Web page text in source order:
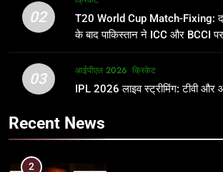
उम्र, परिवार, करियर
जानकारी
क्रिकेट
2
T20 World Cup
3
02
T20 World Cup Match-Fixing:
के बाद पाकिस्तान ने ICC और BCCI
03 आईपीएल 2026 क्रिकेट
IPL 2026 लाइव स्ट्रीमिंग: टीवी
Recent News
फाइनल में हो सकती है
समीकरण
T20 वर्ल्ड कप 2026
1
अर्जुन तेंदुलकर की पत्नी
उम्र, परिवार, करियर
2